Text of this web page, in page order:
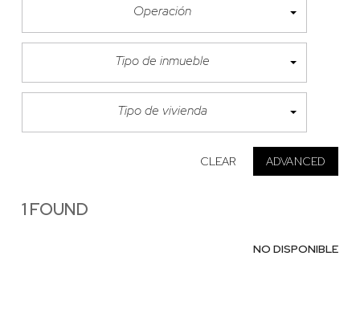
Operación
Tipo de inmueble
Tipo de vivienda
CLEAR ADVANCED
1 FOUND
NO DISPONIBLE